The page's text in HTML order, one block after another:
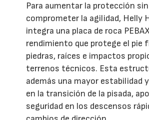
Para aumentar la protección sin
comprometer la agilidad, Helly
integra una placa de roca
rendimiento que protege el pie
piedras, raíces e impactos
terrenos técnicos. Esta
además una mayor estabilidad
en la transición de la pisada,
seguridad en los descensos